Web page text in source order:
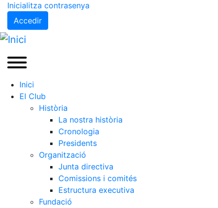
Inicialitza contrasenya
Accedir
Inici
El Club
Història
La nostra història
Cronologia
Presidents
Organització
Junta directiva
Comissions i comités
Estructura executiva
Fundació